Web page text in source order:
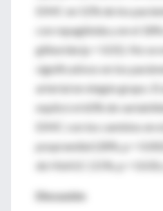
EIMC en 52% de los
con repaglinida y en el
gliburida (p = 0.01). No se
significativos en los
arterial en ningún grupo.
explicó el 60% de
EIMC con los cambios en
posprandial (28%, p =
de HbA1C (15%, p = 0.03)
Discusión